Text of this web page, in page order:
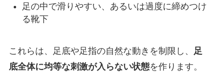
足の中で滑りやすい、あるいは過度に締めつけ
る靴下
これらは、足底や足指の自然な動きを制限し、
足
底全体に均等な刺激が入らない状態を作ります。